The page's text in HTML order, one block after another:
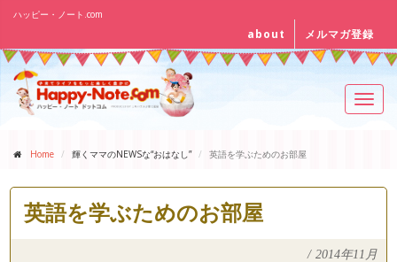
ハッピー・ノート.com
about メルマガ登録
Home 輝くママのNEWSな“おはなし” 英語を学ぶためのお部屋
英語を学ぶためのお部屋
/ 2014年11月